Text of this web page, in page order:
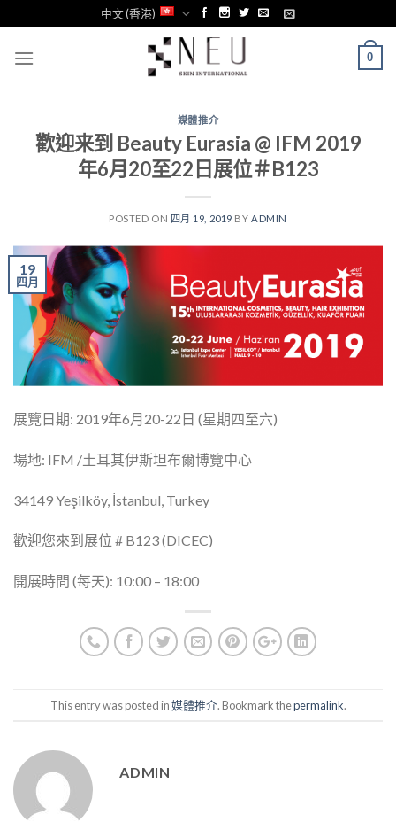
to
content
中文 (香港)
0
媒體推介
歡迎来到 Beauty Eurasia @ IFM 2019
年6月20至22日展位＃B123
POSTED ON 四月 19, 2019 BY ADMIN
19
四月
展覽日期: 2019年6月20-22日 (星期四至六)
場地: IFM /土耳其伊斯坦布爾博覽中心
34149 Yeşilköy, İstanbul, Turkey
歡迎您來到展位 # B123 (DICEC)
開展時間 (每天): 10:00 – 18:00
This entry was posted in媒體推介. Bookmark thepermalink.
ADMIN